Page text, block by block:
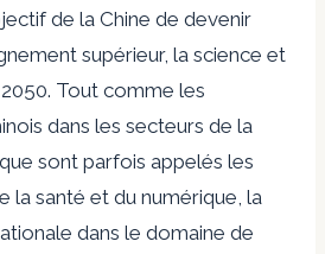
de la Chine de devenir
supérieur, la science et
Tout comme les
dans les secteurs de la
sont parfois appelés les
la santé et du numérique, la
dans le domaine de